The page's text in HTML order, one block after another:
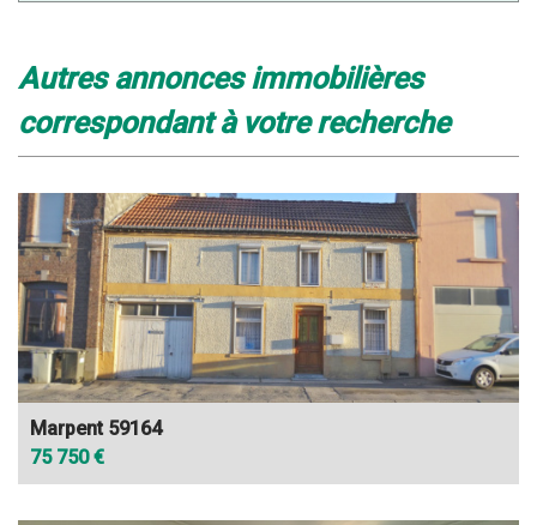
autres annonces immobilières
correspondant à votre recherche
Marpent 59164
75 750 €